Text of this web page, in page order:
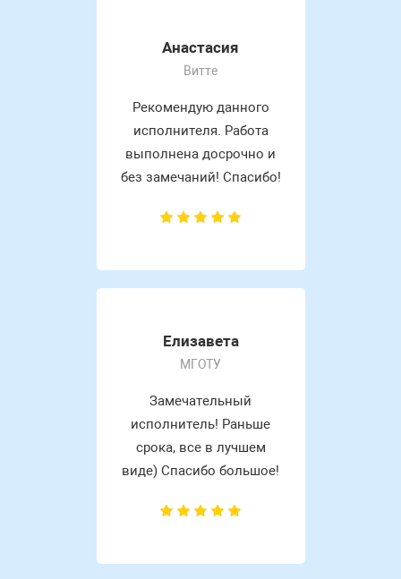
Анастасия
Витте
Рекомендую данного
исполнителя. Работа
выполнена досрочно и
без замечаний! Спасибо!
Елизавета
МГОТУ
Замечательный
исполнитель! Раньше
срока, все в лучшем
виде) Спасибо большое!